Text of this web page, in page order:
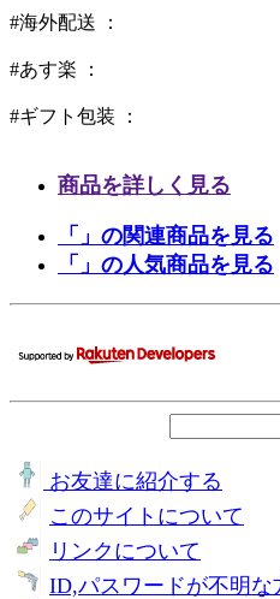
#海外配送 ：
#あす楽 ：
#ギフト包装 ：
商品を詳しく見る
「」の関連商品を見る
「」の人気商品を見る
お友達に紹介する
このサイトについて
リンクについて
ID,パスワードが不明な